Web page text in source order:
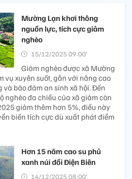
Mường Lạn khơi thông
nguồn lực, tích cực giảm
nghèo
15/12/2025 09:00’
Giảm nghèo được xã Mường
vụ xuyên suốt, gắn với nâng cao
bảo đảm an sinh xã hội. Đến
nghèo đa chiều của xã giảm còn
giảm thêm hơn 5%, điều này
biến tích cực dù xuất phát điểm
Hơn 15 năm cao su phủ
xanh núi đồi Điện Biên
14/12/2025 08:00’